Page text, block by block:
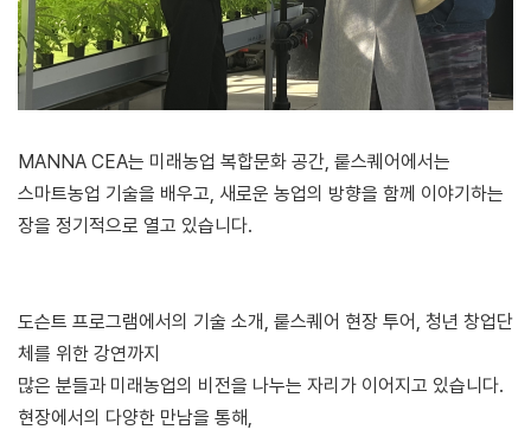
MANNA CEA는 미래농업 복합문화 공간, 뤁스퀘어에서는
스마트농업 기술을 배우고, 새로운 농업의 방향을 함께 이야기하는
장을 정기적으로 열고 있습니다.
도슨트 프로그램에서의 기술 소개, 뤁스퀘어 현장 투어, 청년 창업단
체를 위한 강연까지
많은 분들과 미래농업의 비전을 나누는 자리가 이어지고 있습니다.
현장에서의 다양한 만남을 통해,